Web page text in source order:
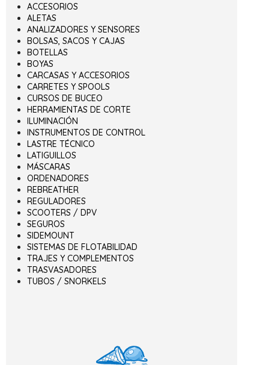
ACCESORIOS
ALETAS
ANALIZADORES Y SENSORES
BOLSAS, SACOS Y CAJAS
BOTELLAS
BOYAS
CARCASAS Y ACCESORIOS
CARRETES Y SPOOLS
CURSOS DE BUCEO
HERRAMIENTAS DE CORTE
ILUMINACIÓN
INSTRUMENTOS DE CONTROL
LASTRE TÉCNICO
LATIGUILLOS
MÁSCARAS
ORDENADORES
REBREATHER
REGULADORES
SCOOTERS / DPV
SEGUROS
SIDEMOUNT
SISTEMAS DE FLOTABILIDAD
TRAJES Y COMPLEMENTOS
TRASVASADORES
TUBOS / SNORKELS